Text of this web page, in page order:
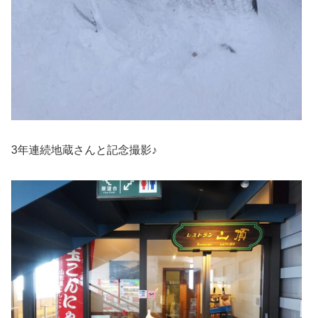
3年連続地蔵さんと記念撮影♪